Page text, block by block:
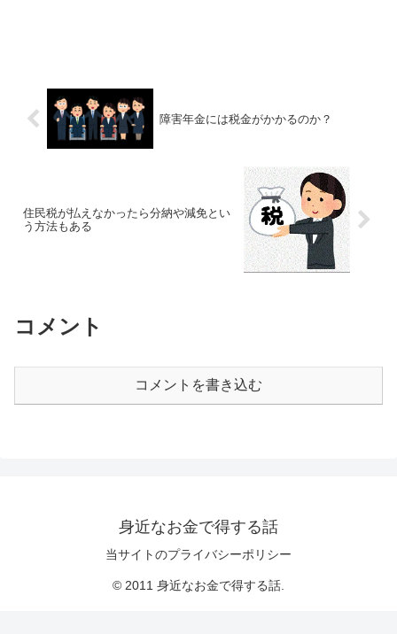
障害年金には税金がかかるのか？
住民税が払えなかったら分納や減免とい
う方法もある
コメント
コメントを書き込む
身近なお金で得する話
当サイトのプライバシーポリシー
© 2011 身近なお金で得する話.